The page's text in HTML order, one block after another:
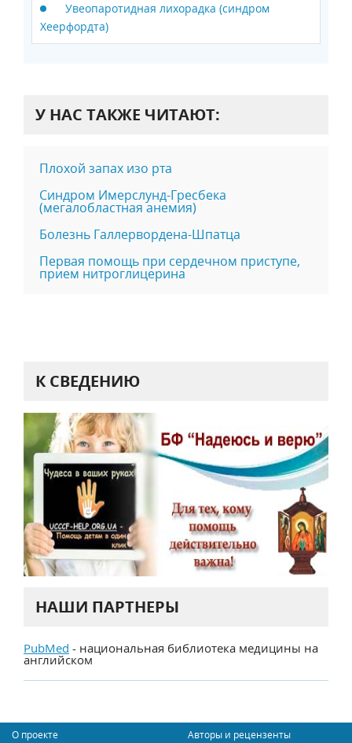
Увеопаротидная лихорадка (синдром
Хеерфордта)
У НАС ТАКЖЕ ЧИТАЮТ:
Плохой запах изо рта
Синдром Имерслунд-Гресбека
(мегалобластная анемия)
Болезнь Галлервордена-Шпатца
Первая помощь при сердечном приступе,
прием нитроглицерина
К СВЕДЕНИЮ
НАШИ ПАРТНЕРЫ
PubMed - национальная библиотека медицины на
английском
О проекте Авторы и рецензенты